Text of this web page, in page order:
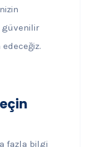
güvenilir
fazla bilgi